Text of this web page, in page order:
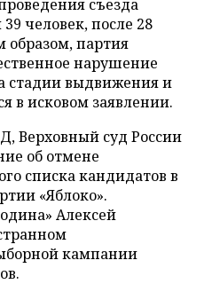
съезда
человек, после 28
образом, партия
нарушение
стадии выдвижения и
в исковом заявлении.
Верховный суд России
об отмене
списка кандидатов в
«Яблоко».
Алексей
кампании